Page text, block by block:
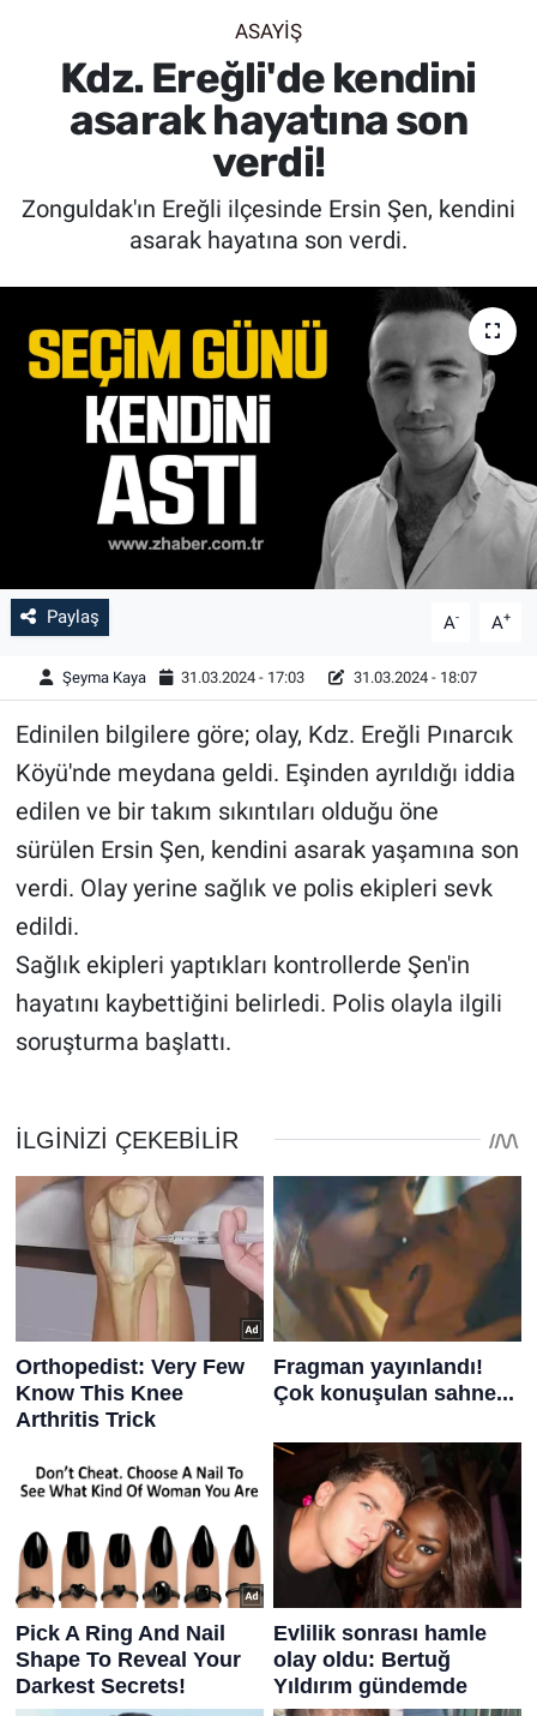
ASAYİŞ
Kdz. Ereğli'de kendini
asarak hayatına son
verdi!
Zonguldak'ın Ereğli ilçesinde Ersin Şen, kendini
asarak hayatına son verdi.
Paylaş A- A+
Şeyma Kaya 31.03.2024 - 17:03 31.03.2024 - 18:07
Edinilen bilgilere göre; olay, Kdz. Ereğli Pınarcık
Köyü'nde meydana geldi. Eşinden ayrıldığı iddia
edilen ve bir takım sıkıntıları olduğu öne
sürülen Ersin Şen, kendini asarak yaşamına son
verdi. Olay yerine sağlık ve polis ekipleri sevk
edildi.
Sağlık ekipleri yaptıkları kontrollerde Şen'in
hayatını kaybettiğini belirledi. Polis olayla ilgili
soruşturma başlattı.